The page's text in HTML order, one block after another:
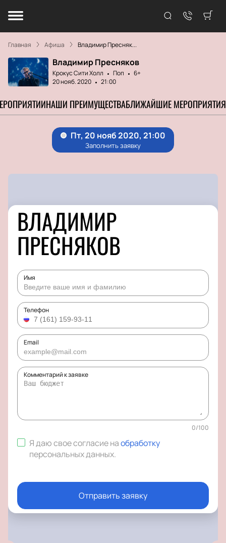
Главная Афиша Владимир Пресняк...
Владимир Пресняков
Крокус Сити Холл Поп
6+
20 нояб. 2020
21:00
НАШИ ПРЕИМУЩЕСТВАБЛИЖАЙШИЕ МЕРОПРИЯТИЯ
ВЛАДИМИР
ПРЕСНЯКОВ
Имя
Телефон
Email
Комментарий к заявке
0/100
Я даю свое согласие наобработку
персональных данных.
Отправить заявку